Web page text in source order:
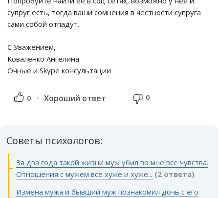
супруг есть, тогда ваши сомнения в честности супруга
сами собой отпадут.
С Уважением,
Коваленко Ангелина
Очные и Skype консультации
0 Хороший ответ 0
Советы психологов:
За два года такой жизни муж убил во мне все чувства.
Отношения с мужем все хуже и хуже... (2 ответа)
Измена мужа и бывший муж познакомил дочь с его